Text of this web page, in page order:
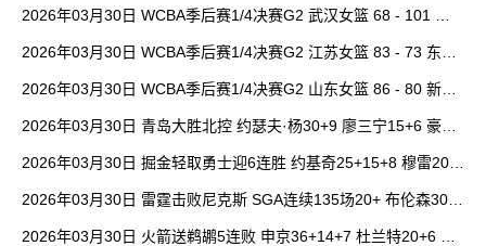
2026年03月30日 WCBA季后赛1/4决赛G2 武汉女篮 68 - 101 山
2026年03月30日 WCBA季后赛1/4决赛G2 江苏女篮 83 - 73 东莞
2026年03月30日 WCBA季后赛1/4决赛G2 山东女篮 86 - 80 新疆
2026年03月30日 青岛大胜北控 约瑟夫·杨30+9 廖三宁15+6 豪斯
2026年03月30日 掘金轻取勇士迎6连胜 约基奇25+15+8 穆雷20+
2026年03月30日 雷霆击败尼克斯 SGA连续135场20+ 布伦森30分
2026年03月30日 火箭送鹈鹕5连败 申京36+14+7 杜兰特20+6 锡